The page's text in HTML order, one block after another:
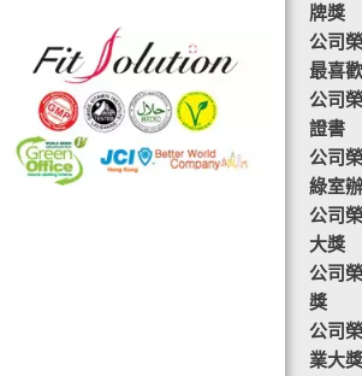
可的香港標準及檢定中心測試,證明符
合香港食品標準,不含重金屬,農藥,細
菌,並頒發香港優質正印.
◆ 熱烈恭賀,FIT SOLUTION細胞營養
榮獲澳門廚皇協會頒發-我最喜愛的健
康飲品金獎
牌獎
公司
最喜
公司
證書
公司
綠室
公司
大獎
公司
獎
公司
業大獎